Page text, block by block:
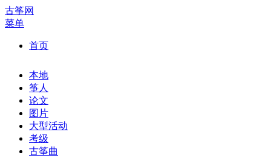
古筝网
菜单
首页
本地
筝人
论文
图片
大型活动
考级
古筝曲